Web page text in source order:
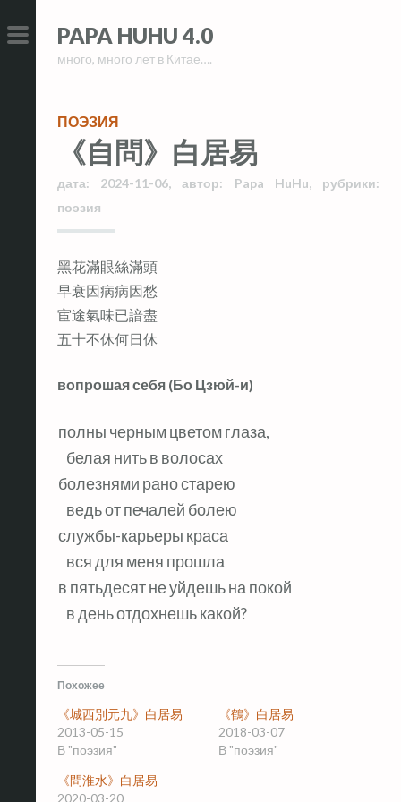
to
PRIMARY
to
PAPA HUHU 4.0
много, много лет в Китае….
ПОЭЗИЯ
《自問》白居易
дата: 2024-11-06, автор: Papa HuHu,рубрики:
поэзия
黑花滿眼絲滿頭
早衰因病病因愁
宦途氣味已諳盡
五十不休何日休
вопрошая себя (Бо Цзюй-и)
полны черным цветом глаза,
   белая нить в волосах
болезнями рано старею
   ведь от печалей болею
службы-карьеры краса
   вся для меня прошла
в пятьдесят не уйдешь на покой
   в день отдохнешь какой?
Похожее
《城西別元九》白居易
2013-05-15
В "поэзия"
《鶴》白居易
2018-03-07
В "поэзия"
《問淮水》白居易
2020-03-20